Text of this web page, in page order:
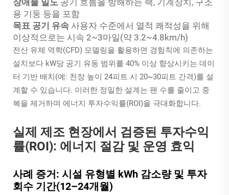
용 기둥 등을 포함
목표 공기 유속 사용자 수준에서 열적 쾌적성을 위해
이상적으로는 시속 2~3마일(약 3.2~4.8km/h)
전산 유체 역학(CFD) 모델링을 활용하면 경험칙에 의존하는
설치보다 kW당 공기 유동 범위를 40% 이상 향상시키는 데이
터 기반 배치(예: 천장 높이 24피트 시 20~30피트 간격)를 설
계할 수 있습니다. 이러한 정밀한 설계는 팬 수를 줄이고 중
복을 제거하며 에너지 투자수익률(ROI)을 극대화합니다.
실제 제조 현장에서 검증된 투자수익
률(ROI): 에너지 절감 및 운영 효익
사례 증거: 시설 유형별 kWh 감소량 및 투자
회수 기간(12–24개월)